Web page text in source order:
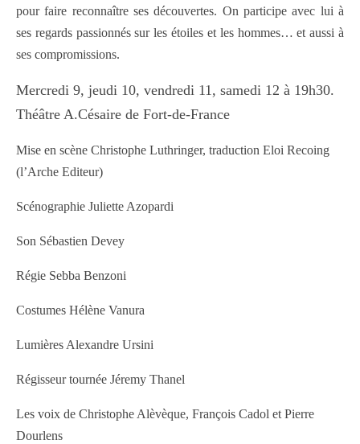
pour faire reconnaître ses découvertes. On participe avec lui à
ses regards passionnés sur les étoiles et les hommes… et aussi à
ses compromissions.
Mercredi 9, jeudi 10, vendredi 11, samedi 12 à 19h30.
Théâtre A.Césaire de Fort-de-France
Mise en scène Christophe Luthringer, traduction Eloi Recoing
(l’Arche Editeur)
Scénographie Juliette Azopardi
Son Sébastien Devey
Régie Sebba Benzoni
Costumes Hélène Vanura
Lumières Alexandre Ursini
Régisseur tournée Jéremy Thanel
Les voix de Christophe Alèvèque, François Cadol et Pierre
Dourlens